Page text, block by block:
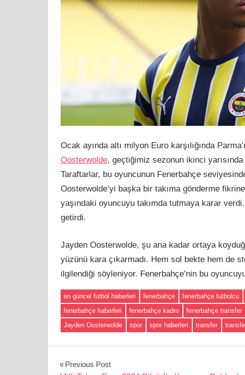
Ocak ayında altı milyon Euro karşılığında
Oosterwolde, geçtiğimiz sezonun ikinci
Taraftarlar, bu oyuncunun Fenerbahçe
Oosterwolde’yi başka bir takıma gönderme
yaşındaki oyuncuyu takımda tutmaya karar
getirdi.
Jayden Oosterwolde, şu ana kadar ortaya
yüzünü kara çıkarmadı. Hem sol bekte hem de
ilgilendiği söyleniyor. Fenerbahçe’nin bu
en güncel futbol haberleri fenerbahçe fenerbahçe futbolcu
fenerbahçe haberleri
fenerbahçe kadro fenerbahçe transfer
Jayden Oosterwolde
spor spor haberleri transfer
Yazı
Previous Post